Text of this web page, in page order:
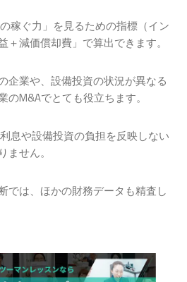
稼ぐ力」を見るための指標（イン
＋減価償却費」で算出できます。
企業や、設備投資の状況が異なる
M&Aでとても役立ちます。
息や設備投資の負担を反映しない
せん。
では、ほかの財務データも精査し